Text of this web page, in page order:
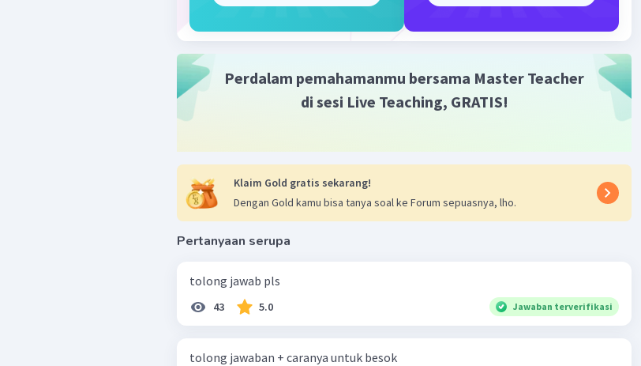
Perdalam pemahamanmu bersama Master Teacher
di sesi Live Teaching, GRATIS!
Klaim Gold gratis sekarang!
Dengan Gold kamu bisa tanya soal ke Forum sepuasnya, lho.
Pertanyaan serupa
tolong jawab pls
43 5.0 Jawaban terverifikasi
tolong jawaban + caranya untuk besok